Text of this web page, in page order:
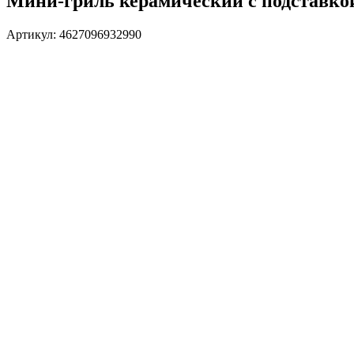
Артикул: 4627096932990